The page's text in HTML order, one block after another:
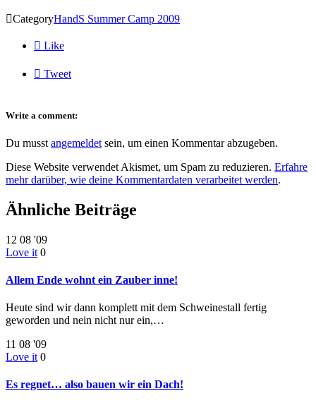
CategoryHandS Summer Camp 2009
 Like
 Tweet
Write a comment:
Du musst angemeldet sein, um einen Kommentar abzugeben.
Diese Website verwendet Akismet, um Spam zu reduzieren. Erfahre
mehr darüber, wie deine Kommentardaten verarbeitet werden.
Ähnliche Beiträge
12 08 '09
Love it 0
Allem Ende wohnt ein Zauber inne!
Heute sind wir dann komplett mit dem Schweinestall fertig
geworden und nein nicht nur ein,…
11 08 '09
Love it 0
Es regnet… also bauen wir ein Dach!